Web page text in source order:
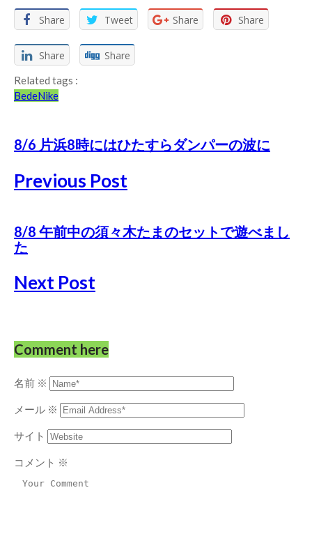
Share Tweet Share Share
Share Share
Related tags :
BedeNike
8/6 片浜8時にはひたすらダンパーの波に
Previous Post
8/8 午前中の須々木たまのセットで遊べまし
た
Next Post
Comment here
名前 ※
メール ※
サイト
コメント ※